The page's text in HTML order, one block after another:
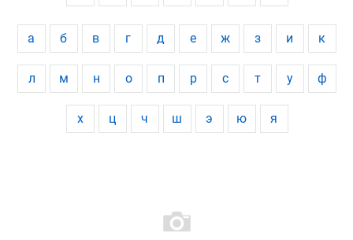
а б в г д е ж з и к
л м н о п р с т у ф
х ц ч ш э ю я